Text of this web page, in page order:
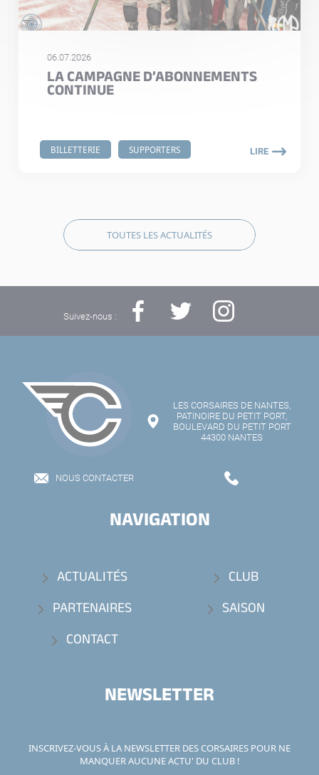
BILLETTERIE SUPPORTERS
06.07.2026
LA CAMPAGNE D’ABONNEMENTS
CONTINUE
LIRE
TOUTES LES ACTUALITÉS
Suivez-nous :
LES CORSAIRES DE NANTES,
PATINOIRE DU PETIT PORT,
BOULEVARD DU PETIT PORT
44300 NANTES
NOUS CONTACTER
NAVIGATION
ACTUALITÉS
CLUB
PARTENAIRES
SAISON
CONTACT
NEWSLETTER
INSCRIVEZ-VOUS À LA NEWSLETTER DES CORSAIRES POUR NE
MANQUER AUCUNE ACTU' DU CLUB !